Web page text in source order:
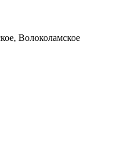
Волоколамское